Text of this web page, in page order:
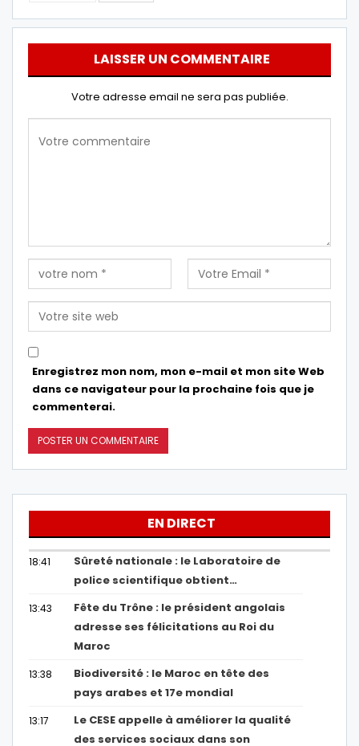
LAISSER UN COMMENTAIRE
Votre adresse email ne sera pas publiée.
Enregistrez mon nom, mon e-mail et mon site Web
dans ce navigateur pour la prochaine fois que je
commenterai.
EN DIRECT
18:41
Sûreté nationale : le Laboratoire de
police scientifique obtient…
13:43
Fête du Trône : le président angolais
adresse ses félicitations au Roi du
Maroc
13:38
Biodiversité : le Maroc en tête des
pays arabes et 17e mondial
13:17
Le CESE appelle à améliorer la qualité
des services sociaux dans son